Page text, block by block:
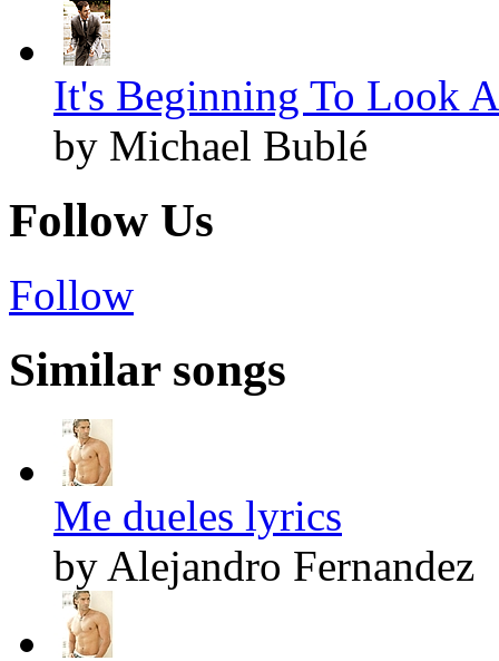
It's Beginning To Look
by Michael Bublé
Follow Us
Follow
Similar songs
Me dueles lyrics
by Alejandro Fernandez